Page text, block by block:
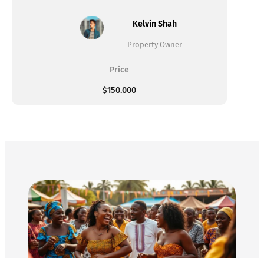
Kelvin Shah
Property Owner
Price
$150.000